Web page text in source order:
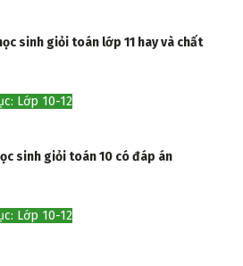
sinh giỏi toán lớp 11 hay và chất
Lớp 10-12
sinh giỏi toán 10 có đáp án
Lớp 10-12